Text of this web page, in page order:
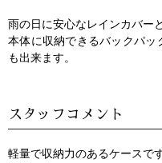
雨の日に安心なレインカバー
本体に収納できるバックパッ
も出来ます。
スタッフコメント
軽量で収納力のあるケースです